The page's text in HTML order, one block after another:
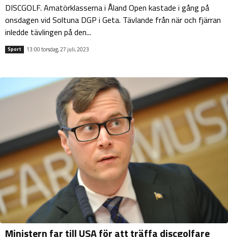
DISCGOLF. Amatörklasserna i Åland Open kastade i gång på
onsdagen vid Soltuna DGP i Geta. Tävlande från när och fjärran
inledde tävlingen på den...
Sport 13:00 torsdag, 27 juli, 2023
Ministern far till USA för att träffa discgolfare